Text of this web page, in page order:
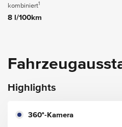
kombiniert1
8 l/100km
Highlights
360°-Kamera